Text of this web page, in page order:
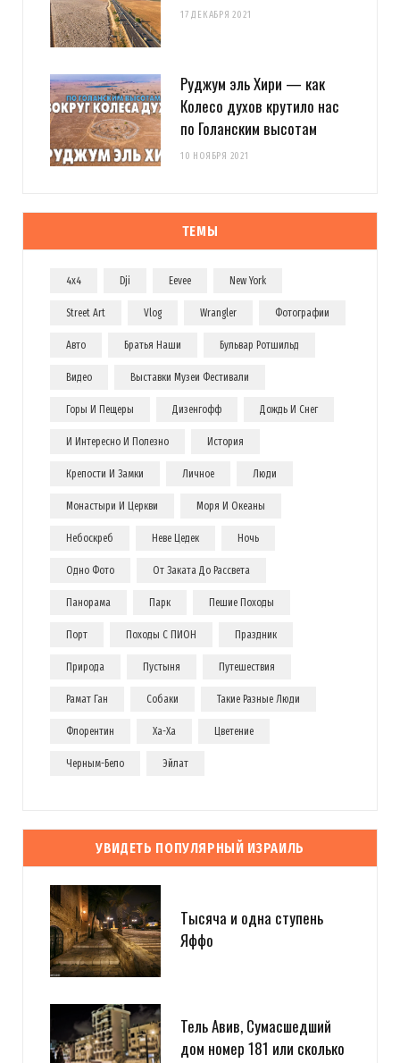
17 ДЕКАБРЯ 2021
Руджум эль Хири — как
Колесо духов крутило нас
по Голанским высотам
10 НОЯБРЯ 2021
ТЕМЫ
4x4 Dji Eevee New York
Street Art Vlog Wrangler Фотографии
Авто Братья Наши Бульвар Ротшильд
Видео Выставки Музеи Фестивали
Горы И Пещеры Дизенгофф Дождь И Снег
И Интересно И Полезно История
Крепости И Замки Личное Люди
Монастыри И Церкви Моря И Океаны
Небоскреб Неве Цедек Ночь
Одно Фото От Заката До Рассвета
Панорама Парк Пешие Походы
Порт Походы С ПИОН Праздник
Природа Пустыня Путешествия
Рамат Ган Собаки Такие Разные Люди
Флорентин Ха-Ха Цветение
Черным-Бело Эйлат
УВИДЕТЬ ПОПУЛЯРНЫЙ ИЗРАИЛЬ
Тысяча и одна ступень
Яффо
Тель Авив, Сумасшедший
дом номер 181 или сколько